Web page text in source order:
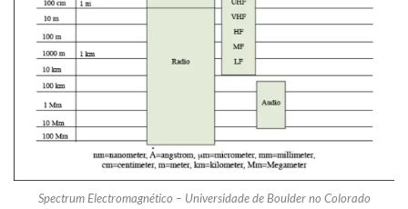
Spectrum Electromagnético – Universidade de Boulder no Colorado